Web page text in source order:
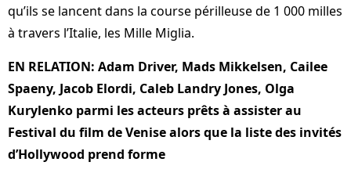
qu’ils se lancent dans la course périlleuse de 1 000 milles
à travers l’Italie, les Mille Miglia.
EN RELATION: Adam Driver, Mads Mikkelsen, Cailee
Spaeny, Jacob Elordi, Caleb Landry Jones, Olga
Kurylenko parmi les acteurs prêts à assister au
Festival du film de Venise alors que la liste des invités
d’Hollywood prend forme